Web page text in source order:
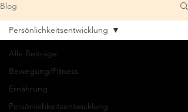
Blog
Alle Beiträge
Bewegung/Fitness
Ernährung
Persönlichkeitsentwicklung
Persönlichkeitsentwicklung